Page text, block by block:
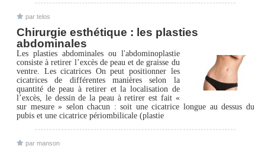
par telos
Chirurgie esthétique : les plasties
abdominales
Les plasties abdominales ou l'abdominoplastie
consiste à retirer l’excès de peau et de graisse du
ventre. Les cicatrices On peut positionner les
cicatrices de différentes manières selon la
quantité de peau à retirer et la localisation de
l’excès, le dessin de la peau à retirer est fait «
sur mesure » selon chacun : soit une cicatrice longue au dessus du
pubis et une cicatrice périombilicale (plastie
par manson